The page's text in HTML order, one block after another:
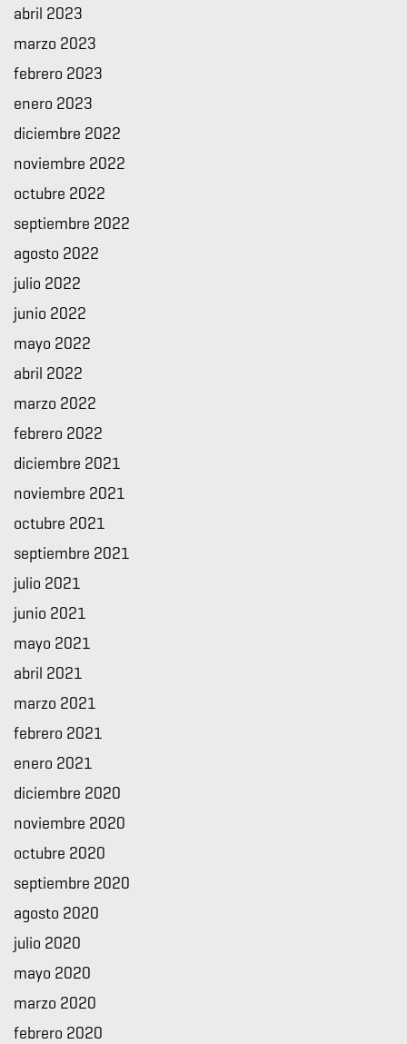
abril 2023
marzo 2023
febrero 2023
enero 2023
diciembre 2022
noviembre 2022
octubre 2022
septiembre 2022
agosto 2022
julio 2022
junio 2022
mayo 2022
abril 2022
marzo 2022
febrero 2022
diciembre 2021
noviembre 2021
octubre 2021
septiembre 2021
julio 2021
junio 2021
mayo 2021
abril 2021
marzo 2021
febrero 2021
enero 2021
diciembre 2020
noviembre 2020
octubre 2020
septiembre 2020
agosto 2020
julio 2020
mayo 2020
marzo 2020
febrero 2020